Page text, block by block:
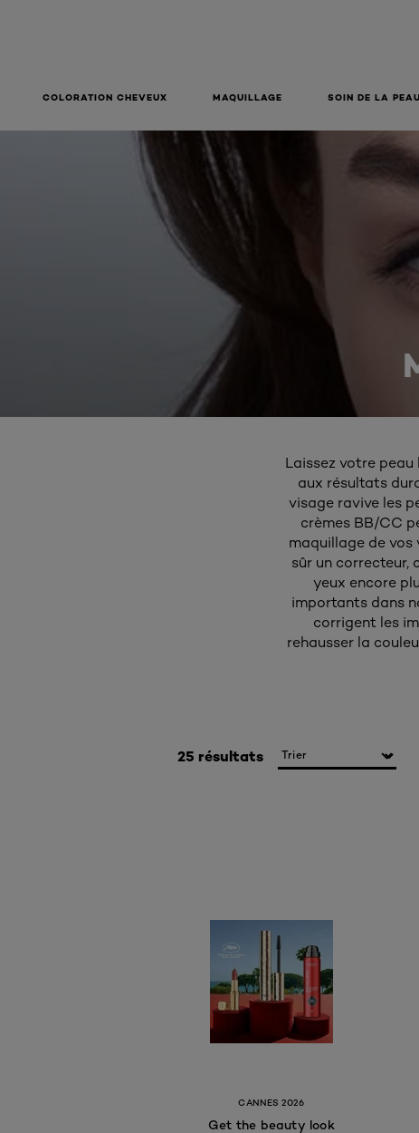
COLORATION CHEVEUX MAQUILLAGE SOIN DE LA PEAU
Laissez votre peau
aux résultats
visage ravive les
crèmes BB/CC
maquillage de vos
sûr un correcteur,
yeux encore
importants dans
corrigent les
rehausser la
25 résultats
CANNES 2026
Get the beauty look